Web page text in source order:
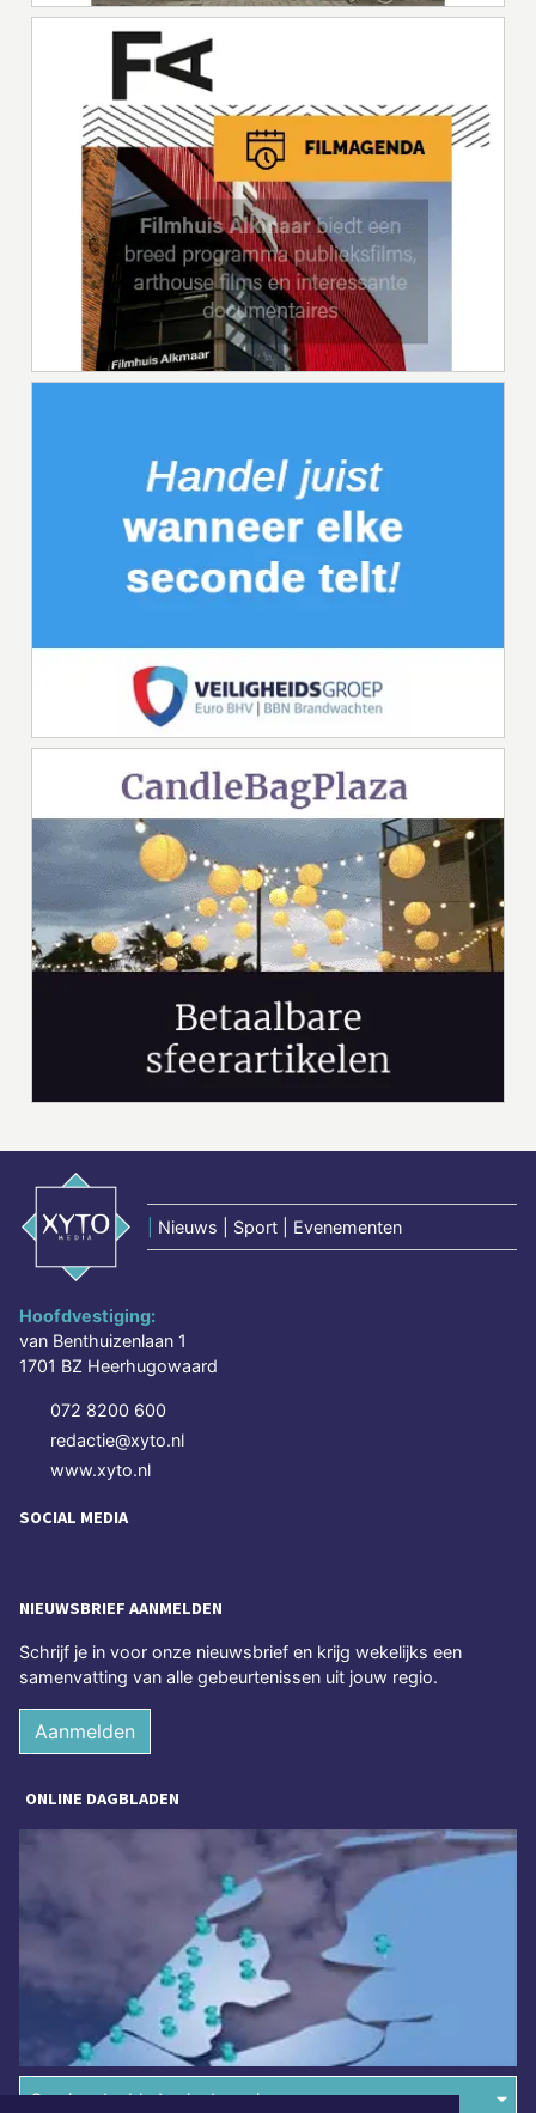
Nieuws | Sport | Evenementen
Hoofdvestiging:
van Benthuizenlaan 1
1701 BZ Heerhugowaard
072 8200 600
redactie@xyto.nl
www.xyto.nl
SOCIAL MEDIA
NIEUWSBRIEF AANMELDEN
Schrijf je in voor onze nieuwsbrief en krijg wekelijks een
samenvatting van alle gebeurtenissen uit jouw regio.
Aanmelden
ONLINE DAGBLADEN
Overige dagbladen in de regio